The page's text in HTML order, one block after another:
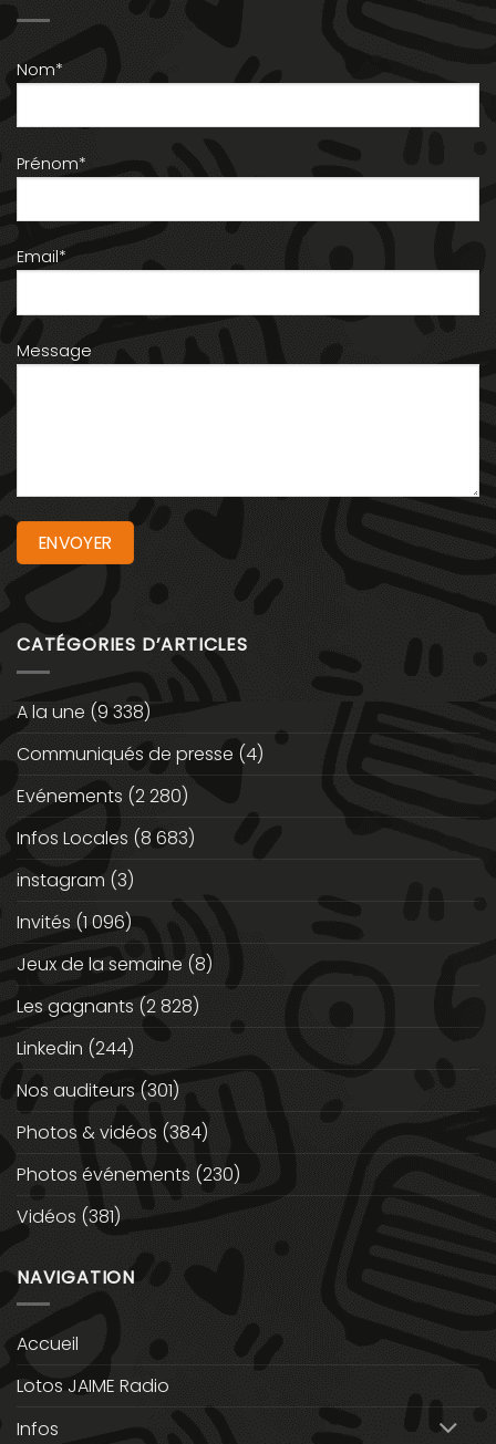
Nom*
Prénom*
Email*
Message
CATÉGORIES D’ARTICLES
A la une (9 338)
Communiqués de presse (4)
Evénements (2 280)
Infos Locales (8 683)
instagram (3)
Invités (1 096)
Jeux de la semaine (8)
Les gagnants (2 828)
Linkedin (244)
Nos auditeurs (301)
Photos & vidéos (384)
Photos événements (230)
Vidéos (381)
NAVIGATION
Accueil
Lotos JAIME Radio
Infos